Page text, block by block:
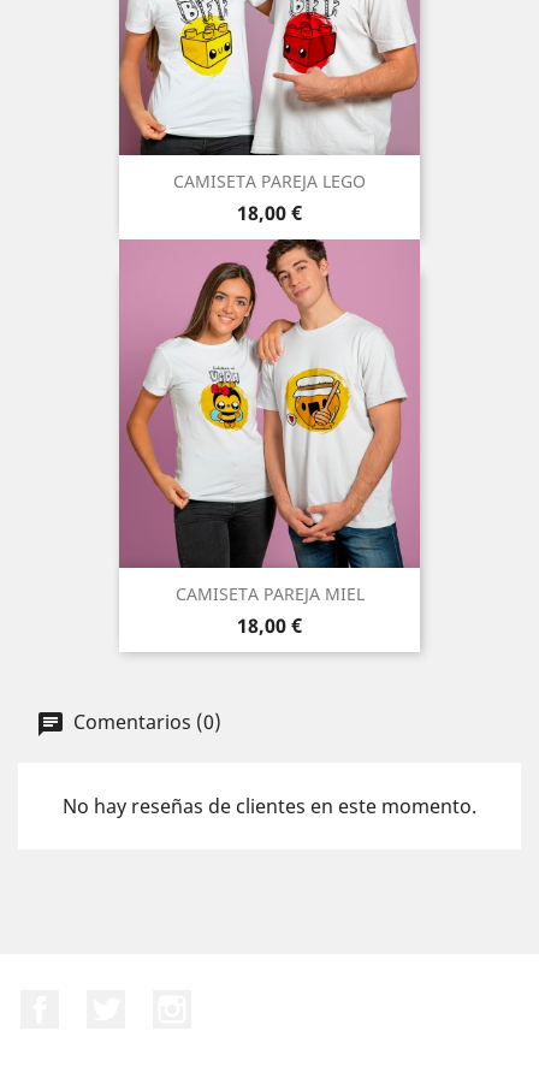
CAMISETA PAREJA LEGO
Precio
18,00 €
CAMISETA PAREJA MIEL
Precio
18,00 €
Comentarios (0)
No hay reseñas de clientes en este momento.